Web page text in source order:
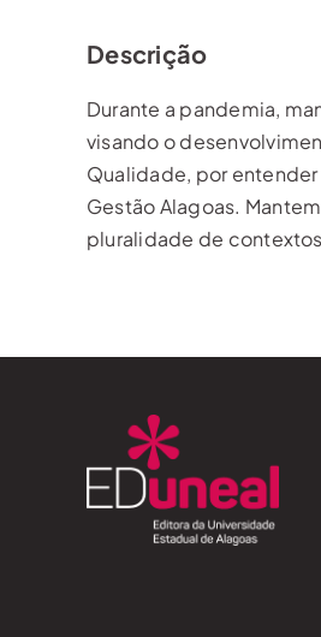
Descrição
Durante a pandemia,
visando o
Qualidade, por
Gestão Alagoas.
pluralidade de